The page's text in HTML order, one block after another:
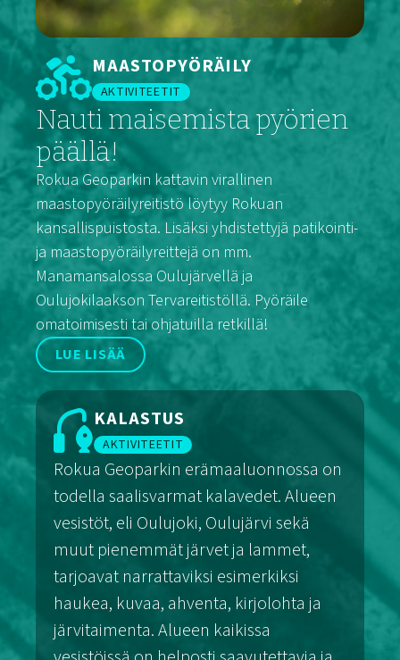
MAASTOPYÖRÄILY
AKTIVITEETIT
Nauti maisemista pyörien
päällä!
Rokua Geoparkin kattavin virallinen
maastopyöräilyreitistö löytyy Rokuan
kansallispuistosta. Lisäksi yhdistettyjä patikointi-
ja maastopyöräilyreittejä on mm.
Manamansalossa Oulujärvellä ja
Oulujokilaakson Tervareitistöllä. Pyöräile
omatoimisesti tai ohjatuilla retkillä!
LUE LISÄÄ
KALASTUS
AKTIVITEETIT
Rokua Geoparkin erämaaluonnossa on
todella saalisvarmat kalavedet. Alueen
vesistöt, eli Oulujoki, Oulujärvi sekä
muut pienemmät järvet ja lammet,
tarjoavat narrattaviksi esimerkiksi
haukea, kuvaa, ahventa, kirjolohta ja
järvitaimenta. Alueen kaikissa